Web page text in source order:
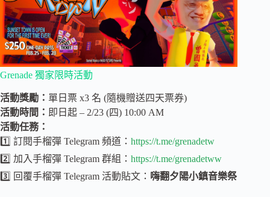
Grenade 獨家限時活動
活動獎勵： 單日票 x3 名 (隨機贈送四天票券)
活動時間： 即日起 – 2/23 (四) 10:00 AM
活動任務：
1️⃣ 訂閱手榴彈 Telegram 頻道： https://t.me/grenadetw
2️⃣ 加入手榴彈 Telegram 群組： https://t.me/grenadetww
3️⃣ 回覆手榴彈 Telegram 活動貼文： 嗨翻夕陽小鎮音樂祭